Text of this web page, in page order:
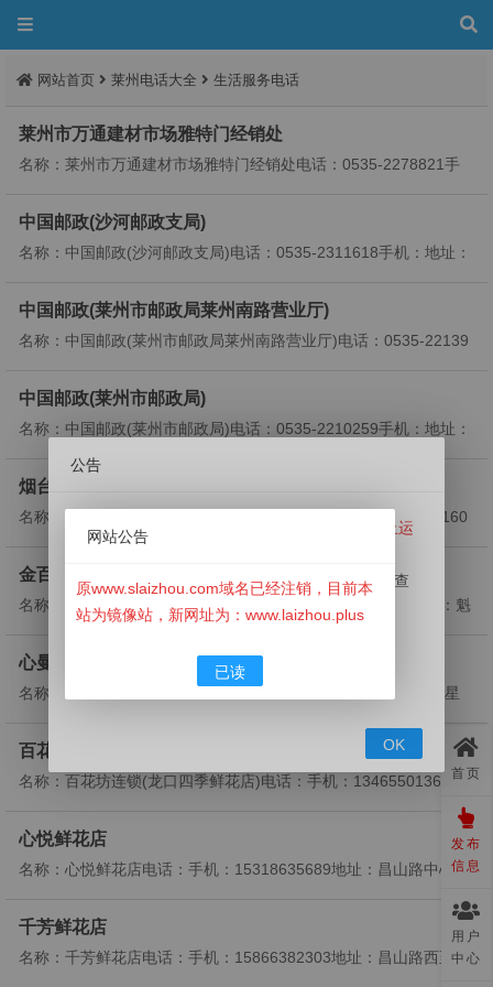
网站首页 莱州电话大全 生活服务电话
莱州市万通建材市场雅特门经销处
名称：莱州市万通建材市场雅特门经销处电话：0535-2278821手
中国邮政(沙河邮政支局)
名称：中国邮政(沙河邮政支局)电话：0535-2311618手机：地址：
中国邮政(莱州市邮政局莱州南路营业厅)
名称：中国邮政(莱州市邮政局莱州南路营业厅)电话：0535-22139
中国邮政(莱州市邮政局)
名称：中国邮政(莱州市邮政局)电话：0535-2210259手机：地址：
烟台市莱山区富瑞搬家保洁服务部
名称：烟台市莱山区富瑞搬家保洁服务部电话：手机：159089160
09地址：河东北街74号内4号标签：公司企业;...
金百合鲜花店(魁星路)
名称：金百合鲜花店(魁星路)电话：0535-8257666手机：地址：魁
星路199号标签：购物;商铺...
心曼一格鲜花
名称：心曼一格鲜花电话：0535-8073388手机：地址：其他魁星
百花坊连锁(龙口四季鲜花店)
名称：百花坊连锁(龙口四季鲜花店)电话：手机：13465501369地
心悦鲜花店
名称：心悦鲜花店电话：手机：15318635689地址：昌山路中心医
千芳鲜花店
名称：千芳鲜花店电话：手机：15866382303地址：昌山路西至泊
公告
原搜莱州信息网（www.slaizhou.com）已经停止运
此网站已经下线，本站目前为镜像站，用于用户查
询历史资料！
www.LaiZhou.Plus）莱州信息网发布。
OK
首页
发布
信息
用户
中心
网站公告
原www.slaizhou.com域名已经注销，目前本
站为镜像站，新网址为：www.laizhou.plus
已读